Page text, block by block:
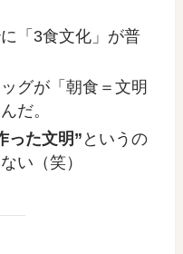
「3食文化」が普
グが「朝食＝文明
だ。
った文明” というの
い（笑）